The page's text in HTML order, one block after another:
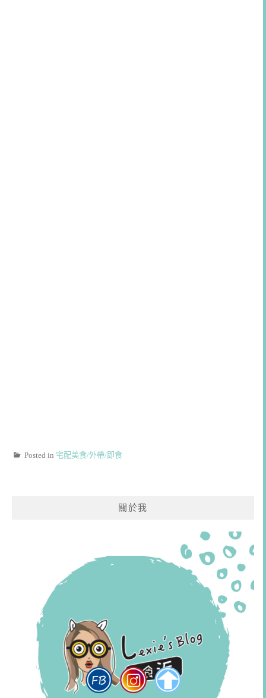
Posted in 宅配美食/外帶/即食
關於我